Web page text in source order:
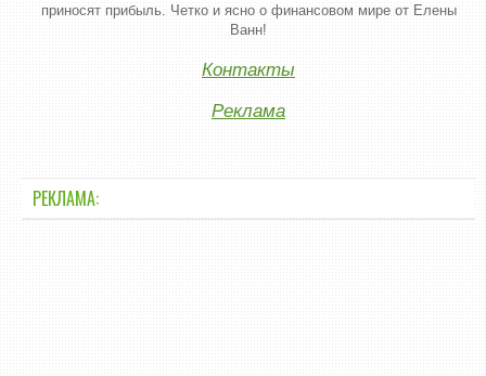
приносят прибыль. Четко и ясно о финансовом мире от Елены
Ванн!
Контакты
Реклама
РЕКЛАМА: